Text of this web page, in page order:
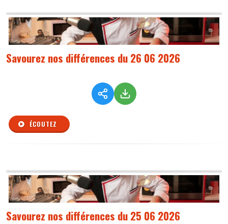
Savourez nos différences du 26 06 2026
ÉCOUTEZ
Savourez nos différences du 25 06 2026